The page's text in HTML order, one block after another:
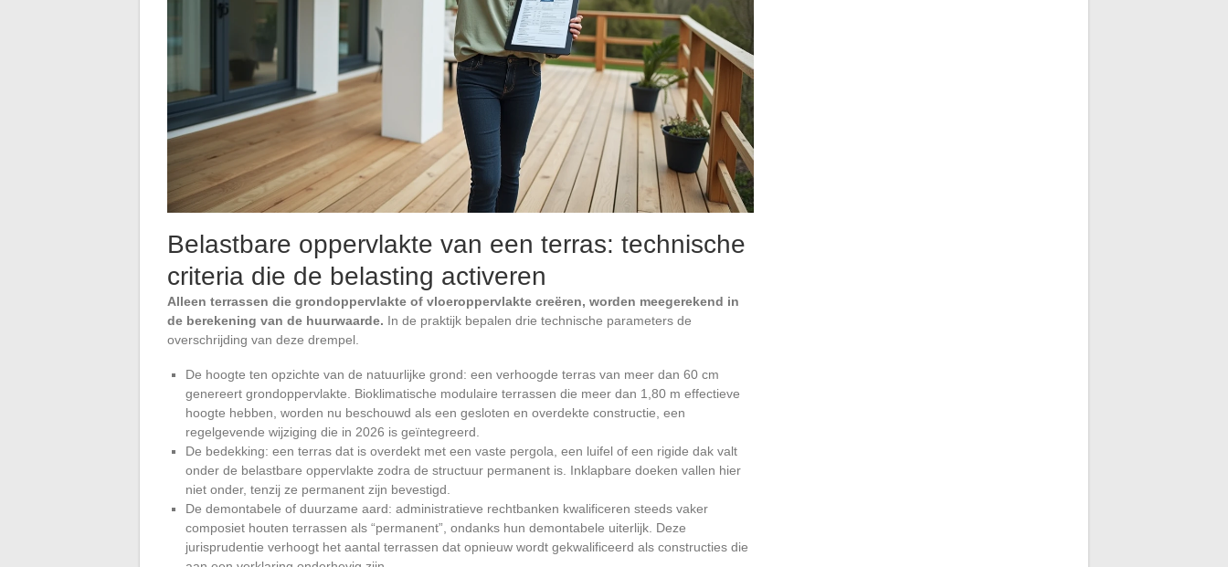
Belastbare oppervlakte van een terras: technische
criteria die de belasting activeren
Alleen terrassen die grondoppervlakte of vloeroppervlakte creëren, worden meegerekend in
de berekening van de huurwaarde. In de praktijk bepalen drie technische parameters de
overschrijding van deze drempel.
De hoogte ten opzichte van de natuurlijke grond: een verhoogde terras van meer dan 60 cm
genereert grondoppervlakte. Bioklimatische modulaire terrassen die meer dan 1,80 m effectieve
hoogte hebben, worden nu beschouwd als een gesloten en overdekte constructie, een
regelgevende wijziging die in 2026 is geïntegreerd.
De bedekking: een terras dat is overdekt met een vaste pergola, een luifel of een rigide dak valt
onder de belastbare oppervlakte zodra de structuur permanent is. Inklapbare doeken vallen hier
niet onder, tenzij ze permanent zijn bevestigd.
De demontabele of duurzame aard: administratieve rechtbanken kwalificeren steeds vaker
composiet houten terrassen als “permanent”, ondanks hun demontabele uiterlijk. Deze
jurisprudentie verhoogt het aantal terrassen dat opnieuw wordt gekwalificeerd als constructies die